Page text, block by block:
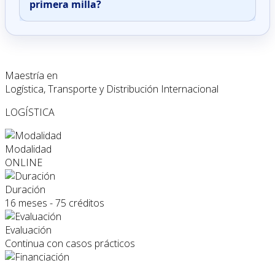
primera milla?
Maestría en
Logística, Transporte y Distribución Internacional
LOGÍSTICA
Modalidad
ONLINE
Duración
16 meses - 75 créditos
Evaluación
Continua con casos prácticos